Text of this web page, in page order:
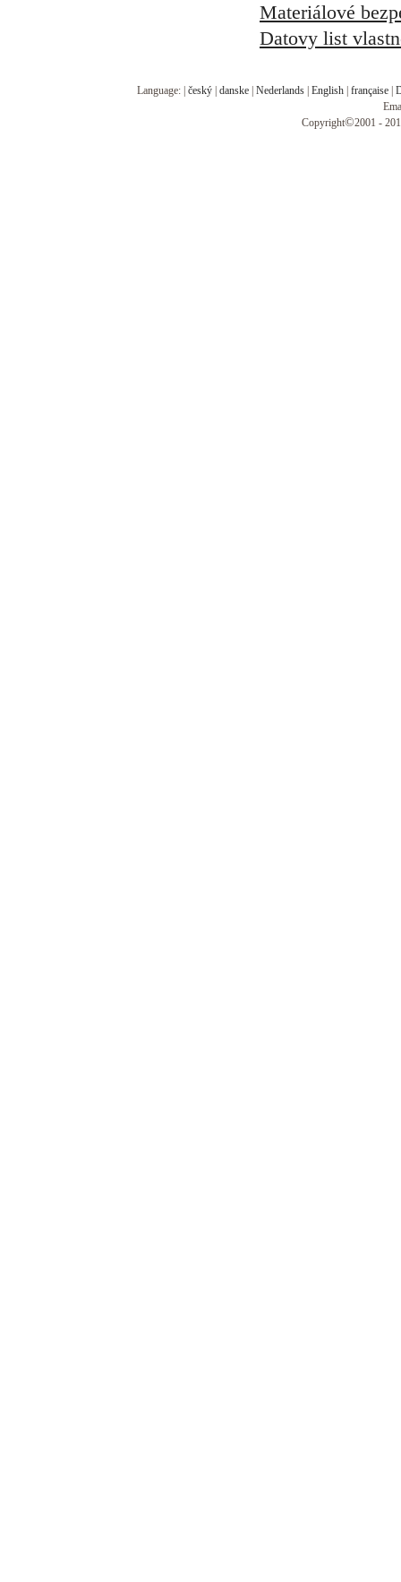
Materiálové
Datovy list
Language: | český| danske| Nederlands| English| française|
Copyright©2001 -